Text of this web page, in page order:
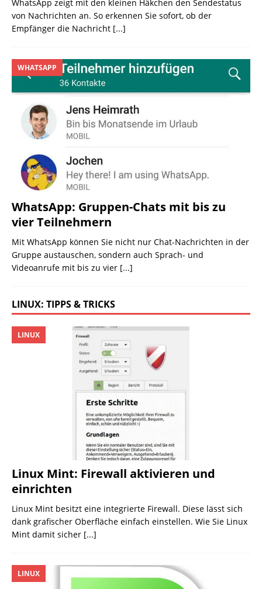
WhatsApp zeigt mit den kleinen Häkchen den Sendestatus
von Nachrichten an. So erkennen Sie sofort, ob der
Empfänger die Nachricht [...]
WhatsApp: Gruppen-Chats mit bis zu
vier Teilnehmern
WHATSAPP
Mit WhatsApp können Sie nicht nur Chat-Nachrichten in der
Gruppe austauschen, sondern auch Sprach- und
Videoanrufe mit bis zu vier [...]
LINUX: TIPPS & TRICKS
Linux Mint: Firewall aktivieren und
einrichten
LINUX
Linux Mint besitzt eine integrierte Firewall. Diese lässt sich
dank grafischer Oberfläche einfach einstellen. Wie Sie Linux
Mint damit sicher [...]
LINUX